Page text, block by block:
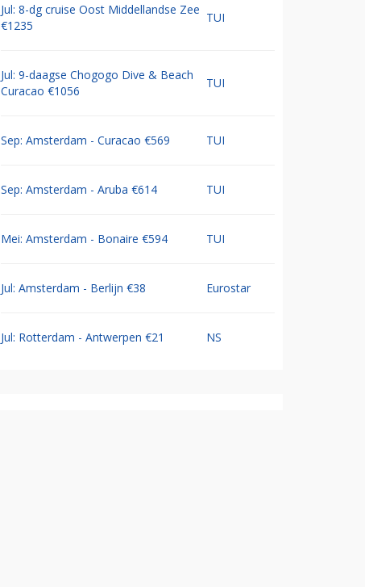
Jul: 8-dg cruise Oost Middellandse Zee
€1235
TUI
Jul: 9-daagse Chogogo Dive & Beach
Curacao €1056
TUI
Sep: Amsterdam - Curacao €569 TUI
Sep: Amsterdam - Aruba €614 TUI
Mei: Amsterdam - Bonaire €594 TUI
Jul: Amsterdam - Berlijn €38 Eurostar
Jul: Rotterdam - Antwerpen €21 NS